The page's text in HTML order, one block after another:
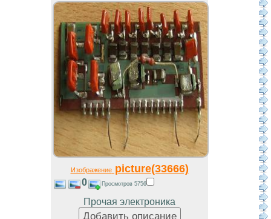
Изображениеpicture(33666)
0 Просмотров 5756
Прочая электроника